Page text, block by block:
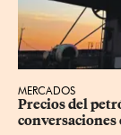
MERCADOS
Precios ⁠del